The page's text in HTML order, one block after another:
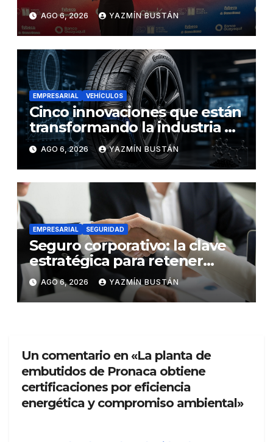
influyentes del Ecuador
AGO 6, 2026 YAZMÍN BUSTÁN
EMPRESARIAL VEHÍCULOS
Cinco innovaciones que están
transformando la industria de
los neumáticos y redefinen el
futuro de la movilidad
AGO 6, 2026 YAZMÍN BUSTÁN
EMPRESARIAL SEGURIDAD
Seguro corporativo: la clave
estratégica para retener
talento en Ecuador
AGO 6, 2026 YAZMÍN BUSTÁN
Un comentario en «La planta de
embutidos de Pronaca obtiene
certificaciones por eficiencia
energética y compromiso ambiental»